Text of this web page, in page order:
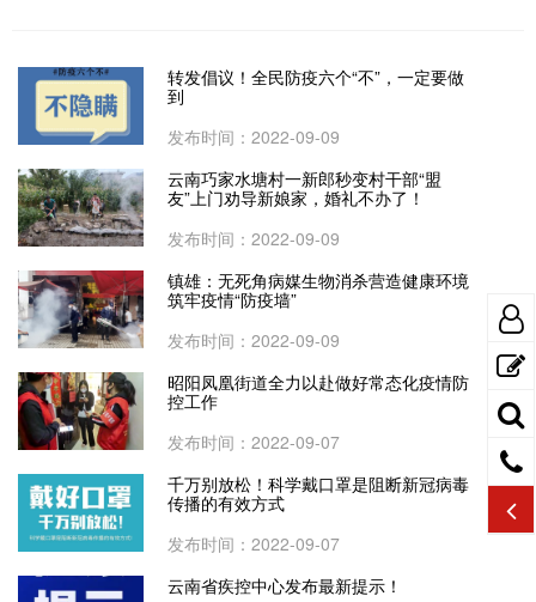
转发倡议！全民防疫六个“不”，一定要做
到
发布时间：2022-09-09
云南巧家水塘村一新郎秒变村干部“盟
友”上门劝导新娘家，婚礼不办了！
发布时间：2022-09-09
镇雄：无死角病媒生物消杀营造健康环境
筑牢疫情“防疫墙”
发布时间：2022-09-09
昭阳凤凰街道全力以赴做好常态化疫情防
控工作
发布时间：2022-09-07
千万别放松！科学戴口罩是阻断新冠病毒
传播的有效方式
发布时间：2022-09-07
云南省疾控中心发布最新提示！